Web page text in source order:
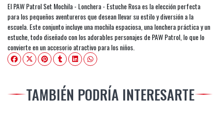
EI PAW Patrol Set Mochila - Lonchera - Estuche Rosa es la elección perfecta
para los pequeños aventureros que desean llevar su estilo y diversión a la
escuela. Este conjunto incluye una mochila espaciosa, una lonchera práctica y un
estuche, todo diseñado con los adorables personajes de PAW Patrol, lo que lo
convierte en un accesorio atractivo para los niños.
TAMBIÉN PODRÍA INTERESARTE